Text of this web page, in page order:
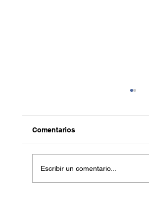
Comentarios
Escribir un comentario...